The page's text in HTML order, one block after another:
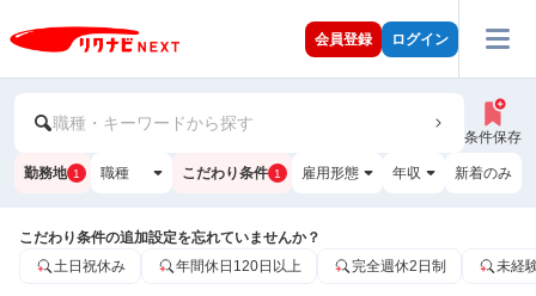
会員登録 ログイン
職種・キーワードから探す
条件保存
勤務地 1 職種 こだわり条件 1 雇用形態 年収 新着のみ
こだわり条件の追加設定を忘れていませんか？
土日祝休み
年間休日120日以上 完全週休2日制 未経